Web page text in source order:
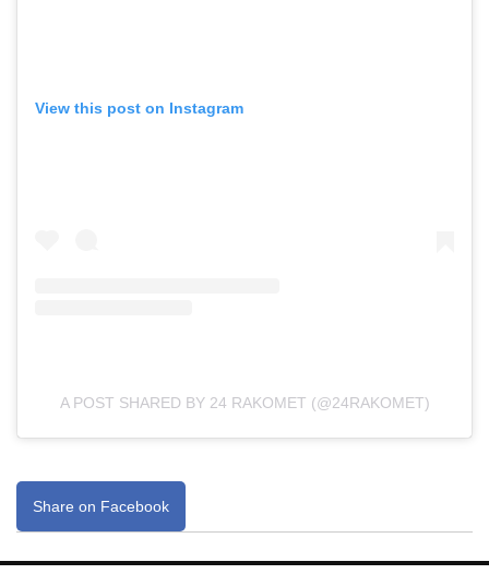
View this post on Instagram
A POST SHARED BY 24 RAKOMET (@24RAKOMET)
Share on Facebook